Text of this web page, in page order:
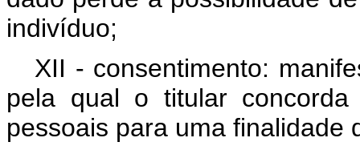
indivíduo;
XII - consentimento:
pela qual o titular
pessoais para uma finalidade